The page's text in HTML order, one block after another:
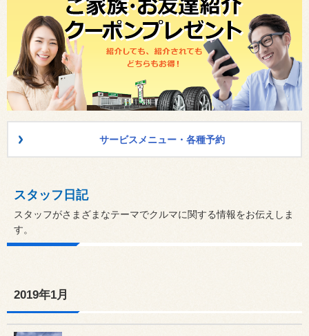
サービスメニュー・各種予約
スタッフ日記
スタッフがさまざまなテーマでクルマに関する情報をお伝えしま
す。
2019年1月